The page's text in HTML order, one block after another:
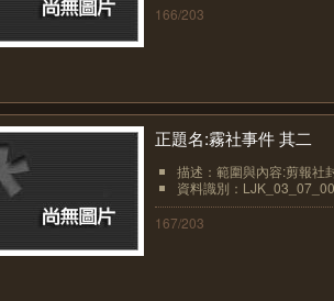
166/203
正題名:霧社事件 其二
描述：範圍與內容:剪報社
資料識別：
167/203